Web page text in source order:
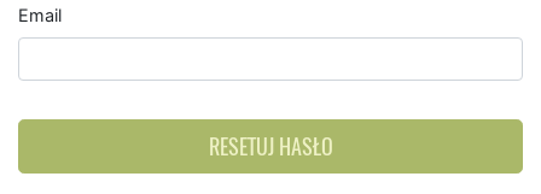
Email
RESETUJ HASŁO